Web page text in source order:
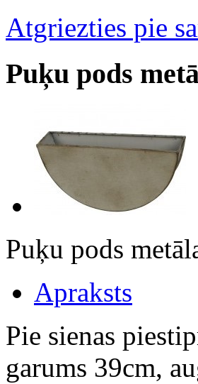
Atgriezties pie
Puķu pods
Puķu pods
Apraksts
Pie sienas
garums 39cm,